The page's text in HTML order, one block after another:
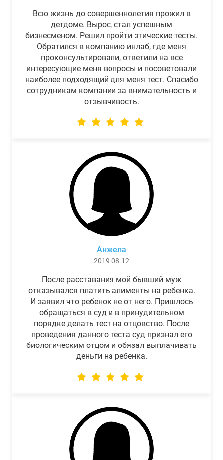
Всю жизнь до совершеннолетия прожил в
детдоме. Вырос, стал успешным
бизнесменом. Решил пройти этические тесты.
Обратился в компанию инлаб, где меня
проконсультировали, ответили на все
интересующие меня вопросы и посоветовали
наиболее подходящий для меня тест. Спасибо
сотрудникам компании за внимательность и
отзывчивость.
Анжела
2019-08-12
После расставания мой бывший муж
отказывался платить алименты на ребенка.
И заявил что ребенок не от него. Пришлось
обращаться в суд и в принудительном
порядке делать тест на отцовство. После
проведения данного теста суд признал его
биологическим отцом и обязал выплачивать
деньги на ребенка.